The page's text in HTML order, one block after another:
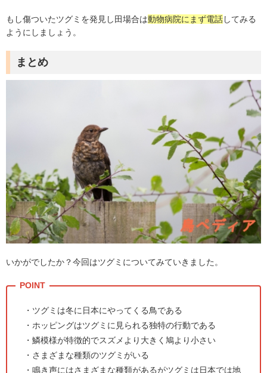
もし傷ついたツグミを発見し田場合は動物病院にまず電話してみる
ようにしましょう。
まとめ
いかがでしたか？今回はツグミについてみていきました。
・ツグミは冬に日本にやってくる鳥である
・ホッピングはツグミに見られる独特の行動である
・鱗模様が特徴的でスズメより大きく鳩より小さい
・さまざまな種類のツグミがいる
・鳴き声にはさまざまな種類があるがツグミは日本では地